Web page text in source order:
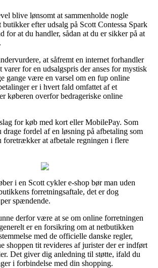
blive lønsomt at sammenholde nogle
efter udsalg på Scott Contessa Spark
for at du handler, sådan at du er sikker på at
at såfremt en internet forhandler
varer for en udsalgspris der anses for mystisk
gange være en varsel om en fup online
er i hvert fald omfattet af et
køberen overfor bedrageriske online
for køb med kort eller MobilePay. Som
drage fordel af en løsning på afbetaling som
at afbetale regningen i flere
i en Scott cykler e-shop bør man uden
forretningsaftale, det er dog
spændende.
derfor være at se om online forretningen
er en forsikring om at netbutikken
med de officielle danske regler,
shoppen tit revideres af jurister der er indført
Det giver dig anledning til støtte, ifald du
i forbindelse med din shopping.